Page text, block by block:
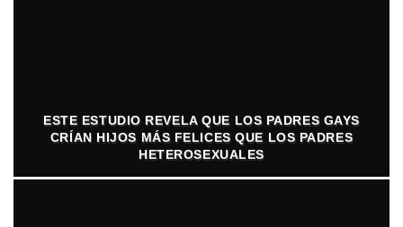
ESTE ESTUDIO REVELA QUE LOS PADRES GAYS
CRÍAN HIJOS MÁS FELICES QUE LOS PADRES
HETEROSEXUALES